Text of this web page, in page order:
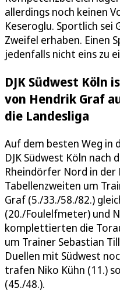
allerdings noch keinen
Keseroglu. Sportlich sei
Zweifel erhaben. Einen
jedenfalls nicht eins zu
DJK Südwest Köln
von Hendrik Graf
die Landesliga
Auf dem besten Weg in
DJK Südwest Köln nach
Rheindörfer Nord in der
Tabellenzweiten um
Graf (5./33./58./82.)
(20./Foulelfmeter) und
komplettierten die
um Trainer Sebastian
Duellen mit Südwest
trafen Niko Kühn (11.)
(45./48.).